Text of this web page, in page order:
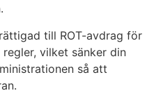
till ROT-avdrag för
vilket sänker din
så att